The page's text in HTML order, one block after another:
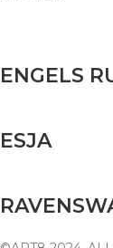
ENGELS
ESJA